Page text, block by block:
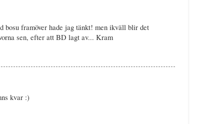
bosu framöver hade jag tänkt! men ikväll blir det
sen, efter att BD lagt av... Kram
kvar :)